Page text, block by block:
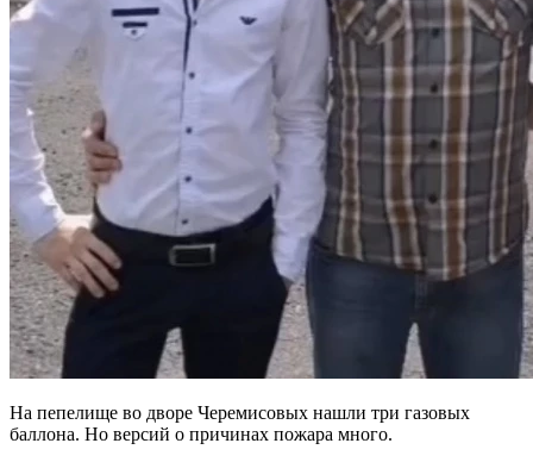
На пепелище во дворе Черемисовых нашли три газовых
баллона. Но версий о причинах пожара много.